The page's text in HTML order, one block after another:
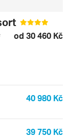
od 30 460 Kč
40 980 Kč
39 750 Kč